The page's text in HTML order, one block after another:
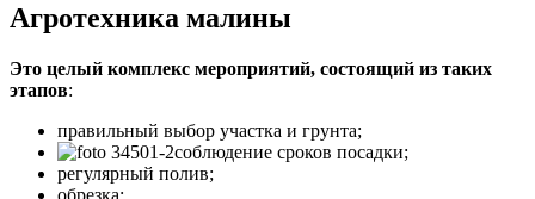
Агротехника малины
Это целый комплекс мероприятий, состоящий из таких
этапов:
правильный выбор участка и грунта;
соблюдение сроков посадки;
регулярный полив;
обрезка;